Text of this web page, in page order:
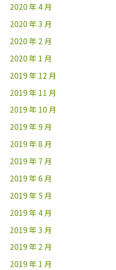
2020 年 4 月
2020 年 3 月
2020 年 2 月
2020 年 1 月
2019 年 12 月
2019 年 11 月
2019 年 10 月
2019 年 9 月
2019 年 8 月
2019 年 7 月
2019 年 6 月
2019 年 5 月
2019 年 4 月
2019 年 3 月
2019 年 2 月
2019 年 1 月